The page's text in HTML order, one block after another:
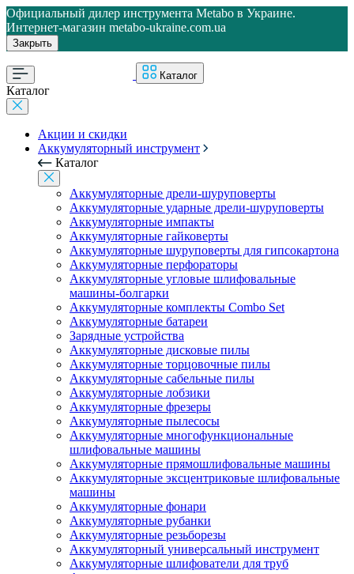
Официальный дилер инструмента Metabo в Украине.
Интернет-магазин metabo-ukraine.com.ua
Закрыть
Каталог
Каталог
Акции и скидки
Аккумуляторный инструмент
Каталог
Аккумуляторные дрели-шуруповерты
Аккумуляторные ударные дрели-шуруповерты
Аккумуляторные импакты
Аккумуляторные гайковерты
Аккумуляторные шуруповерты для гипсокартона
Аккумуляторные перфораторы
Аккумуляторные угловые шлифовальные
машины-болгарки
Аккумуляторные комплекты Combo Set
Аккумуляторные батареи
Зарядные устройства
Аккумуляторные дисковые пилы
Аккумуляторные торцовочные пилы
Аккумуляторные сабельные пилы
Аккумуляторные лобзики
Аккумуляторные фрезеры
Аккумуляторные пылесосы
Аккумуляторные многофункциональные
шлифовальные машины
Аккумуляторные прямошлифовальные машины
Аккумуляторные эксцентриковые шлифовальные
машины
Аккумуляторные фонари
Аккумуляторные рубанки
Аккумуляторные резьборезы
Аккумуляторный универсальный инструмент
Аккумуляторные шлифователи для труб